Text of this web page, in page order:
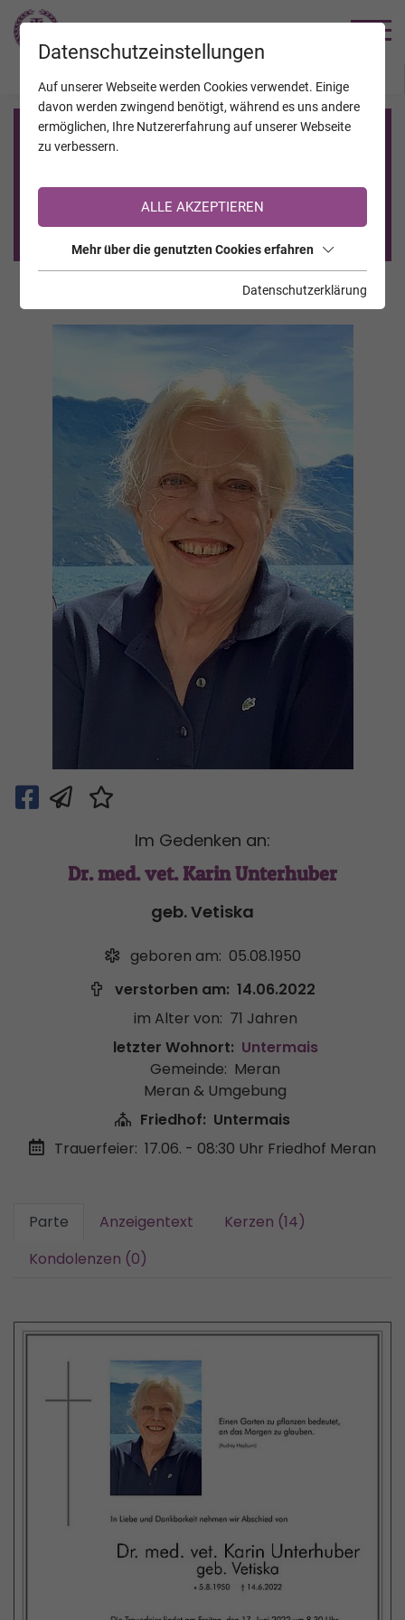
Registrierung auf TrauerHilfe.it
Sie sind noch nicht auf TrauerHilfe.it registriert?
>> zur kostenlosen Registrierung <<
Im Gedenken an:
Dr. med. vet. Karin Unterhuber
geb. Vetiska
geboren am: 05.08.1950
verstorben am: 14.06.2022
im Alter von: 71 Jahren
letzter Wohnort: Untermais
Gemeinde: Meran
Meran & Umgebung
Friedhof: Untermais
Trauerfeier: 17.06. - 08:30 Uhr Friedhof Meran
Parte Anzeigentext
Kerzen (14)
Kondolenzen (0)
Datenschutzeinstellungen
Auf unserer Webseite werden Cookies verwendet. Einige
davon werden zwingend benötigt, während es uns andere
ermöglichen, Ihre Nutzererfahrung auf unserer Webseite
zu verbessern.
ALLE AKZEPTIEREN
Mehr über die genutzten Cookies erfahren
Datenschutzerklärung
JAHRESTAGE KALENDER VERSTORBENE